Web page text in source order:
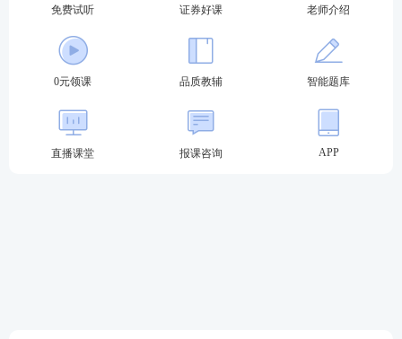
专场测试
6月1日
5月8日15时-5月14日15
9月28日
9月6日15时-9月11日15
时
11月30日
预约考试时间为 预计6次，具体时间待定
。具体详情如
免费试听 证券好课 老师介绍
0元领课 品质教辅 智能题库
直播课堂 报课咨询 APP